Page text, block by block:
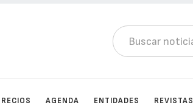
AGENDA ENTIDADES REVISTAS